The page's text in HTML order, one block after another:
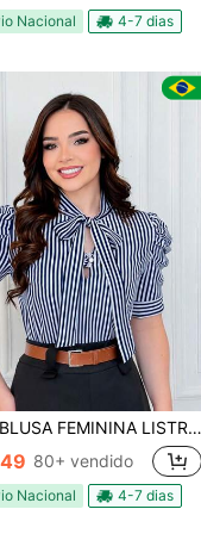
Nacional 4-7 dias
BLUSA FEMININA LISTRADA COM LAÇO E BOTÃO MODA FEMININA
80+ vendido
Nacional 4-7 dias